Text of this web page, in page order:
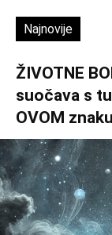
Najnovije
ŽIVOTNE
suočava s
OVOM